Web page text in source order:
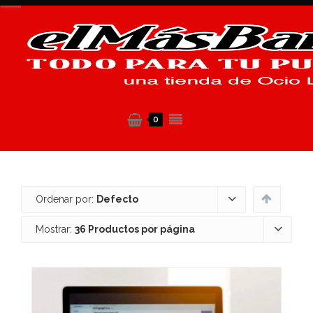
0
Ordenar por: Defecto
Mostrar: 36 Productos por página